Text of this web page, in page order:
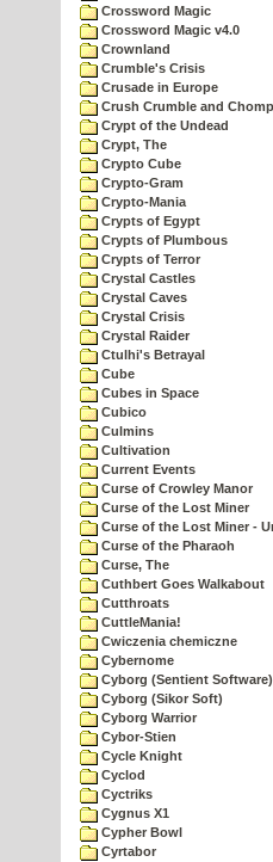
Crossword Magic
Crossword Magic v4.0
Crownland
Crumble's Crisis
Crusade in Europe
Crush Crumble and Chomp
Crypt of the Undead
Crypt, The
Crypto Cube
Crypto-Gram
Crypto-Mania
Crypts of Egypt
Crypts of Plumbous
Crypts of Terror
Crystal Castles
Crystal Caves
Crystal Crisis
Crystal Raider
Ctulhi's Betrayal
Cube
Cubes in Space
Cubico
Culmins
Cultivation
Current Events
Curse of Crowley Manor
Curse of the Lost Miner
Curse of the Lost Miner -
Curse of the Pharaoh
Curse, The
Cuthbert Goes Walkabout
Cutthroats
CuttleMania!
Cwiczenia chemiczne
Cybernome
Cyborg (Sentient Software)
Cyborg (Sikor Soft)
Cyborg Warrior
Cybor-Stien
Cycle Knight
Cyclod
Cyctriks
Cygnus X1
Cypher Bowl
Cyrtabor